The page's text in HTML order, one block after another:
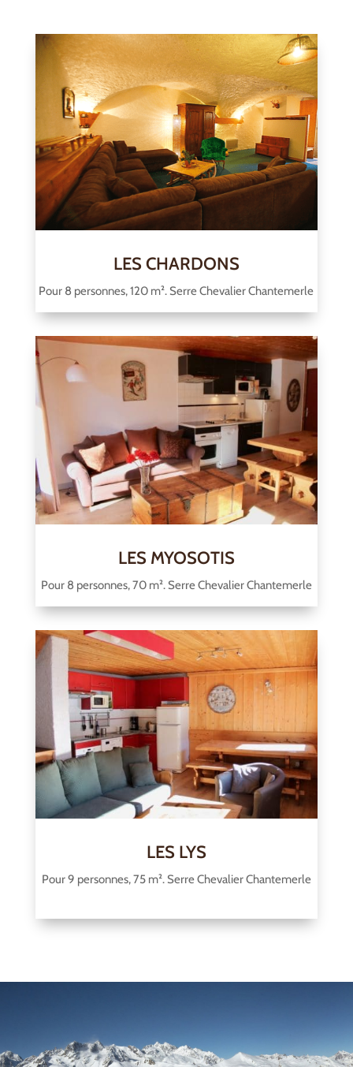
LES CHARDONS
Pour 8 personnes, 120 m². Serre Chevalier Chantemerle
LES MYOSOTIS
Pour 8 personnes, 70 m². Serre Chevalier Chantemerle
LES LYS
Pour 9 personnes, 75 m². Serre Chevalier Chantemerle